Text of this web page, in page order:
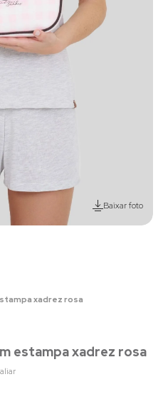
Baixar foto
xadrez rosa
estampa xadrez rosa